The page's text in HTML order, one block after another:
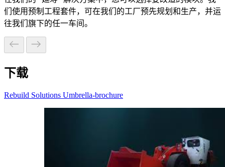
们使用预制工程套件，可在我们的工厂预先规划和生产，并运
往我们旗下的任一车间。
下载
Rebuild Solutions Umbrella-brochure